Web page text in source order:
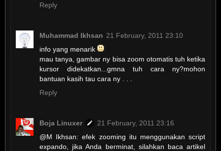
Reply
Muhammad Ikhsan 21 February, 2011 23:10
info yang menarik
mau tanya, gambar ny bisa zoom otomatis tuh ketika
kursor didekatkan...gmna tuh cara ny?mohon
bantuan kasih tau cara ny . . .
Reply
Boja Linuxer
21 February, 2011 23:16
@M Ikhsan: efek zooming itu menggunakan script
expando, jika Anda berminat, silahkan baca artikel